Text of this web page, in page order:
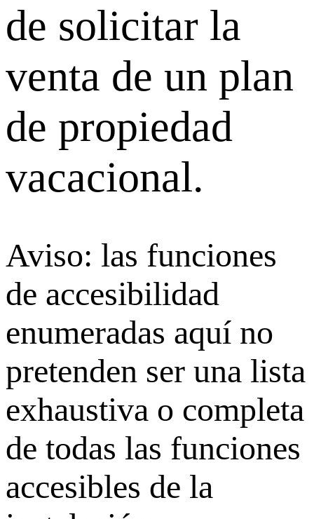
de solicitar la
venta de un plan
de propiedad
vacacional.
Aviso: las funciones
de accesibilidad
enumeradas aquí no
pretenden ser una lista
exhaustiva o completa
de todas las funciones
accesibles de la